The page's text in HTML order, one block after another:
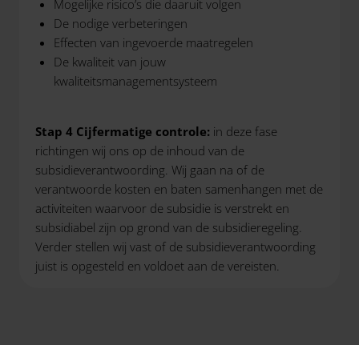
Mogelijke risico’s die daaruit volgen
De nodige verbeteringen
Effecten van ingevoerde maatregelen
De kwaliteit van jouw
kwaliteitsmanagementsysteem
Stap 4 Cijfermatige controle: in deze fase
richtingen wij ons op de inhoud van de
subsidieverantwoording. Wij gaan na of de
verantwoorde kosten en baten samenhangen met de
activiteiten waarvoor de subsidie is verstrekt en
subsidiabel zijn op grond van de subsidieregeling.
Verder stellen wij vast of de subsidieverantwoording
juist is opgesteld en voldoet aan de vereisten.